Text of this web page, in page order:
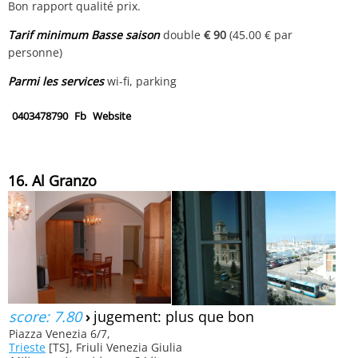
Bon rapport qualité prix.
Tarif minimum Basse saisondouble€ 90 (45.00 € par
personne)
Parmi les serviceswi-fi, parking
0403478790 Fb Website
16. Al Granzo
score: 7.80› jugement: plus que bon
Piazza Venezia 6/7,
Trieste [TS], Friuli Venezia Giulia